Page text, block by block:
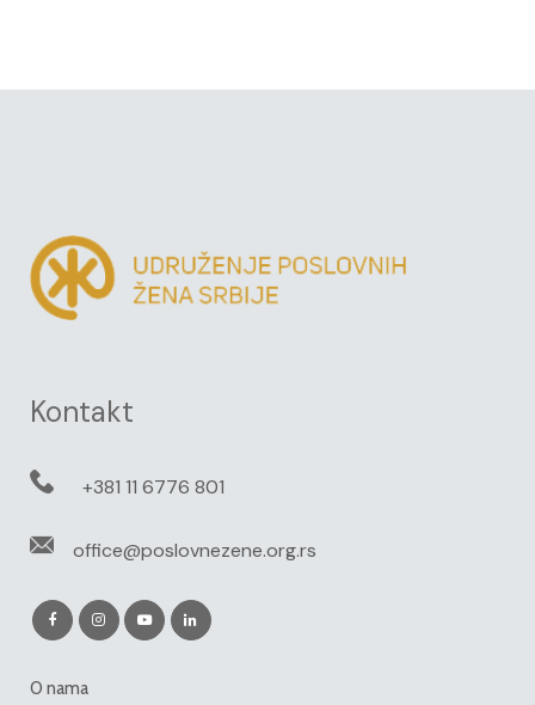
Kontakt
+381 11 6776 801
office@poslovnezene.org.rs
O nama